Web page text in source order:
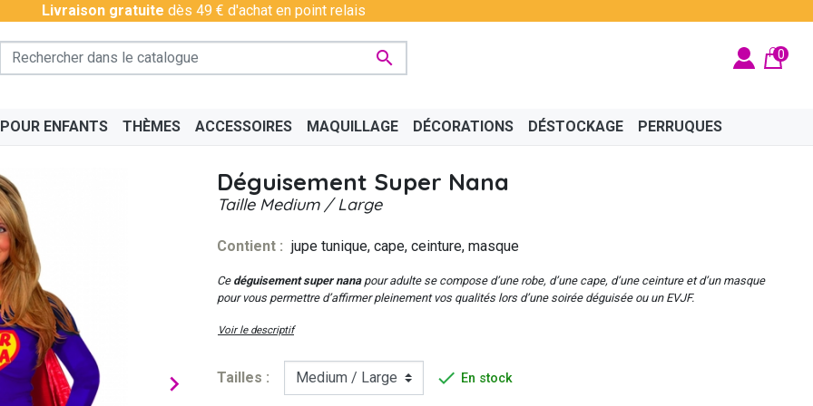
Livraison gratuite dès 49 € d'achat en point relais
 0
DISCO & CHARLESTON ÉGYPTIEN FÉES ET PRINCESSES
ENFANTS THÈMES
BAVAROIS CÉLÉBRITÉ CINÉMA
ACCESSOIRES
BOAS BIJOUX CHAPEAUX
MAQUILLAGE DÉCORATIONS DÉSTOCKAGE PERRUQUES

Déguisement Super Nana
Taille Medium / Large
Contient : jupe tunique, cape, ceinture, masque
Ce déguisement super nanapour adulte se compose d’une robe, d’une cape, d’une ceinture et d’un masque
pour vous permettre d’affirmer pleinement vos qualités lors d’une soirée déguisée ou un EVJF.
Voir le descriptif
Tailles :  En stock